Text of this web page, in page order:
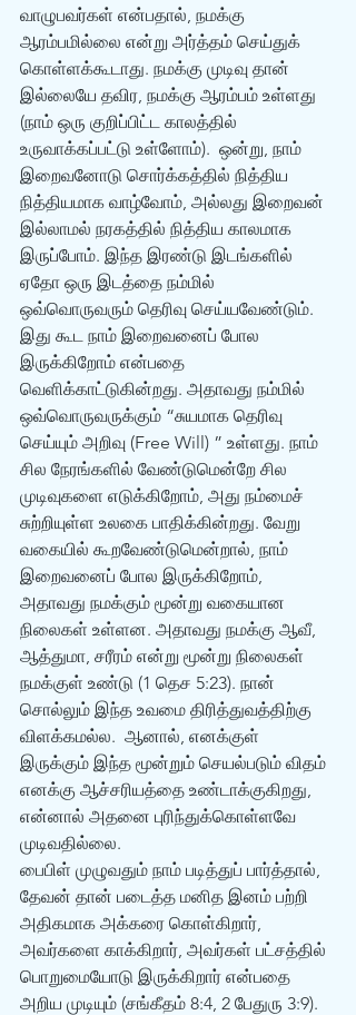
வாழுபவர்கள் என்பதால், நமக்கு
ஆரம்பமில்லை என்று அர்த்தம் செய்துக்
கொள்ளக்கூடாது. நமக்கு முடிவு தான்
இல்லையே தவிர, நமக்கு ஆரம்பம் உள்ளது
(நாம் ஒரு குறிப்பிட்ட காலத்தில்
உருவாக்கப்பட்டு உள்ளோம்).  ஒன்று, நாம்
இறைவனோடு சொர்க்கத்தில் நித்திய
நித்தியமாக வாழ்வோம், அல்லது இறைவன்
இல்லாமல் நரகத்தில் நித்திய காலமாக
இருப்போம். இந்த இரண்டு இடங்களில்
ஏதோ ஒரு இடத்தை நம்மில்
ஒவ்வொருவரும் தெரிவு செய்யவேண்டும்.
இது கூட நாம் இறைவனைப் போல
இருக்கிறோம் என்பதை
வெளிக்காட்டுகின்றது. அதாவது நம்மில்
ஒவ்வொருவருக்கும் “சுயமாக தெரிவு
செய்யும் அறிவு (Free Will) ” உள்ளது. நாம்
சில நேரங்களில் வேண்டுமென்றே சில
முடிவுகளை எடுக்கிறோம், அது நம்மைச்
சுற்றியுள்ள உலகை பாதிக்கின்றது. வேறு
வகையில் கூறவேண்டுமென்றால், நாம்
இறைவனைப் போல இருக்கிறோம்,
அதாவது நமக்கும் மூன்று வகையான
நிலைகள் உள்ளன. அதாவது நமக்கு ஆவீ,
ஆத்துமா, சரீரம் என்று மூன்று நிலைகள்
நமக்குள் உண்டு (1 தெச 5:23). நான்
சொல்லும் இந்த உவமை திரித்துவத்திற்கு
விளக்கமல்ல.  ஆனால், எனக்குள்
இருக்கும் இந்த மூன்றும் செயல்படும் விதம்
எனக்கு ஆச்சரியத்தை உண்டாக்குகிறது,
என்னால் அதனை புரிந்துக்கொள்ளவே
முடிவதில்லை.
பைபிள் முழுவதும் நாம் படித்துப் பார்த்தால்,
தேவன் தான் படைத்த மனித இனம் பற்றி
அதிகமாக அக்கரை கொள்கிறார்,
அவர்களை காக்கிறார், அவர்கள் பட்சத்தில்
பொறுமையோடு இருக்கிறார் என்பதை
அறிய முடியும் (சங்கீதம் 8:4, 2 பேதுரு 3:9).